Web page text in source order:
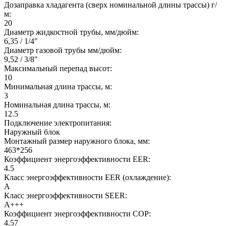
Дозаправка хладагента (сверх номинальной длины трассы) г/
м:
20
Диаметр жидкостной трубы, мм/дюйм:
6,35 / 1/4"
Диаметр газовой трубы мм/дюйм:
9,52 / 3/8"
Максимальный перепад высот:
10
Минимальная длина трассы, м:
3
Номинальная длина трассы, м:
12.5
Подключение электропитания:
Наружный блок
Монтажный размер наружного блока, мм:
463*256
Коэффициент энергоэффективности EER:
4.5
Класс энергоэффективности EER (охлаждение):
A
Класс энергоэффективности SEER:
A+++
Коэффициент энергоэффективности COP:
4.57